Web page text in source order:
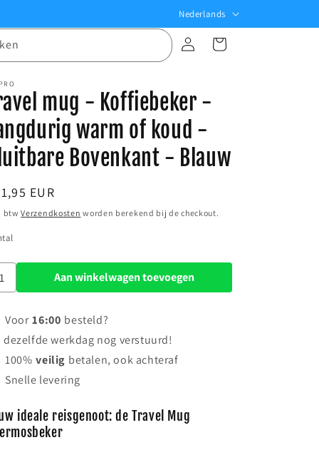
a
a
Nederlands
InloggenWinkelwagen
mug - Koffiebeker -
warm of koud -
Bovenkant - Blauw
EUR
btwVerzendkosten worden berekend bij de checkout.
Aan winkelwagen toevoegen
Voor 16:00 besteld?
dezelfde werkdag nog verstuurd!
100% veilig betalen, ook achteraf
Snelle levering
ideale reisgenoot: de Travel Mug